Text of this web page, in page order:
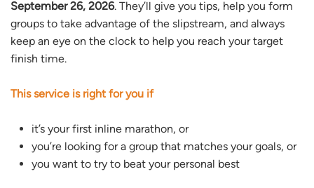
September 26, 2026. They’ll give you tips, help you form
groups to take advantage of the slipstream, and always
keep an eye on the clock to help you reach your target
finish time.
This service is right for you if
it’s your first inline marathon, or
you’re looking for a group that matches your goals, or
you want to try to beat your personal best